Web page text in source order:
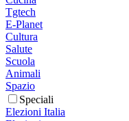
Tgtech
E-Planet
Cultura
Salute
Scuola
Animali
Spazio
Speciali
Elezioni Italia